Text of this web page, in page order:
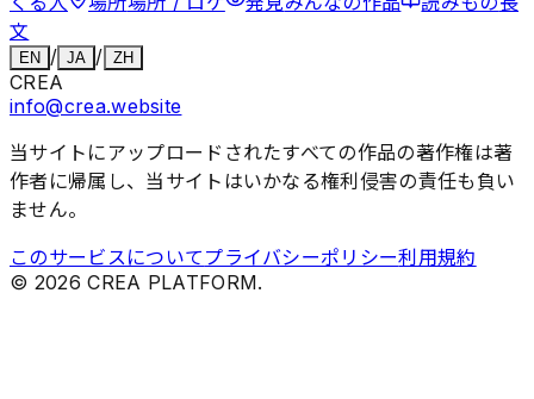
文
EN / JA / ZH
CREA
info@crea.website
当サイトにアップロードされたすべての作品の著作権は著
作者に帰属し、当サイトはいかなる権利侵害の責任も負い
ません。
このサービスについて プライバシーポリシー利用規約
© 2026 CREA PLATFORM.